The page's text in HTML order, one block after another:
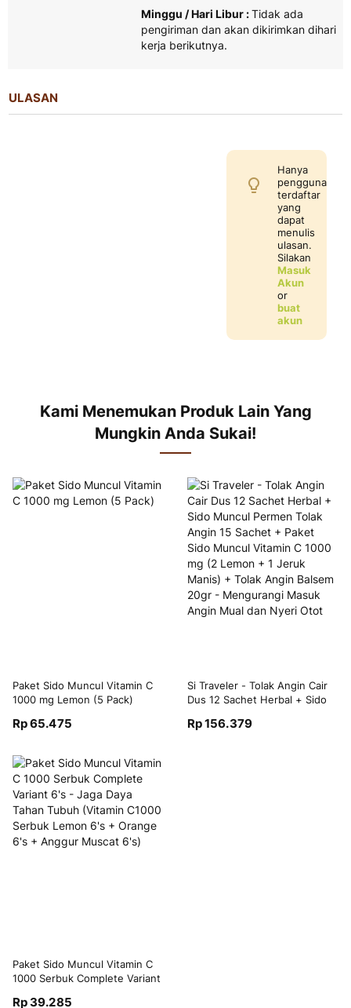
Minggu / Hari Libur :Tidak ada
pengiriman dan akan dikirimkan dihari
kerja berikutnya.
ULASAN
Hanya
pengguna
terdaftar
yang
dapat
menulis
ulasan.
Silakan
Masuk
Akun
or
buat
akun
Kami Menemukan Produk Lain Yang
Mungkin Anda Sukai!
Paket Sido Muncul Vitamin C
1000 mg Lemon (5 Pack)
Rp 65.475
Si Traveler - Tolak Angin Cair
Dus 12 Sachet Herbal + Sido
Sachet + Paket Sido Muncul
Rp 156.379
Paket Sido Muncul Vitamin C
1000 Serbuk Complete Variant
Rp 39.285